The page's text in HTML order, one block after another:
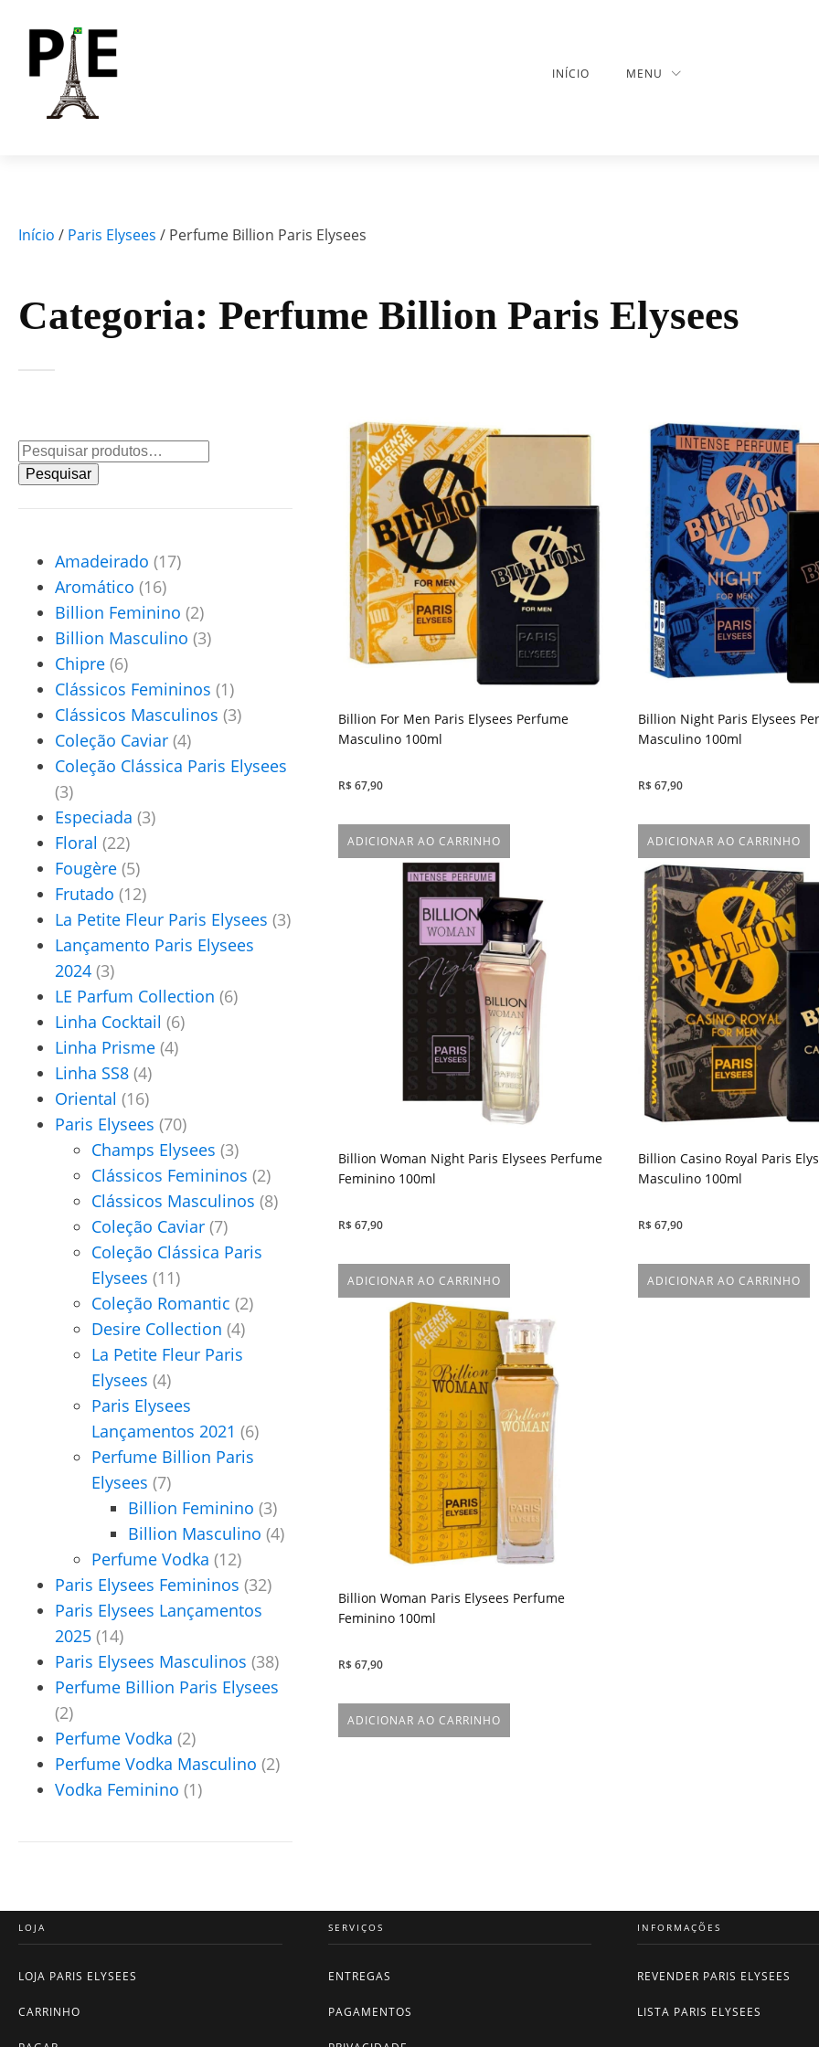
INÍCIO MENU
Início / Paris Elysees / Perfume Billion Paris Elysees
Categoria: Perfume Billion Paris Elysees
Pesquisar
por:
Pesquisar
Amadeirado (17)
Aromático (16)
Billion Feminino (2)
Billion Masculino (3)
Chipre (6)
Clássicos Femininos (1)
Clássicos Masculinos (3)
Coleção Caviar (4)
Coleção Clássica Paris Elysees
(3)
Especiada (3)
Floral (22)
Fougère (5)
Frutado (12)
La Petite Fleur Paris Elysees (3)
Lançamento Paris Elysees
2024 (3)
LE Parfum Collection (6)
Linha Cocktail (6)
Linha Prisme (4)
Linha SS8 (4)
Oriental (16)
Paris Elysees (70)
Champs Elysees (3)
Clássicos Femininos (2)
Clássicos Masculinos (8)
Coleção Caviar (7)
Coleção Clássica Paris
Elysees (11)
Coleção Romantic (2)
Desire Collection (4)
La Petite Fleur Paris
Elysees (4)
Paris Elysees
Lançamentos 2021 (6)
Perfume Billion Paris
Elysees (7)
Billion Feminino (3)
Billion Masculino (4)
Perfume Vodka (12)
Paris Elysees Femininos (32)
Paris Elysees Lançamentos
2025 (14)
Paris Elysees Masculinos (38)
Perfume Billion Paris Elysees
(2)
Perfume Vodka (2)
Perfume Vodka Masculino (2)
Vodka Feminino (1)
ADICIONAR AO CARRINHO
Billion For Men Paris Elysees Perfume
Masculino 100ml
R$67,90
ADICIONAR AO CARRINHO
Billion Night Paris Elysees
Masculino 100ml
R$67,90
ADICIONAR AO CARRINHO
Billion Woman Night Paris Elysees Perfume
Feminino 100ml
R$67,90
ADICIONAR AO CARRINHO
Billion Casino Royal Paris
Masculino 100ml
R$67,90
ADICIONAR AO CARRINHO
Billion Woman Paris Elysees Perfume
Feminino 100ml
R$67,90
LOJA
LOJA PARIS ELYSEES
CARRINHO
SERVIÇOS
ENTREGAS
PAGAMENTOS
INFORMAÇÕES
REVENDER PARIS ELYSEES
LISTA PARIS ELYSEES